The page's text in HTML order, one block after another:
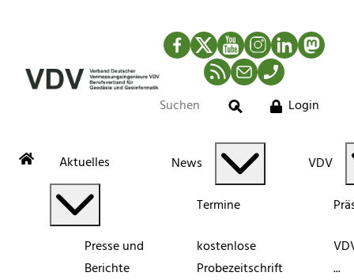
Facebook
TwitterYouTubeInstagram
LinkedIn
RSS-Newsfeed
MailTelefon
Suche
Login
Aktuelles
Presse und
Berichte
News
Termine
kostenlose
Probezeitschrift
VDV
...